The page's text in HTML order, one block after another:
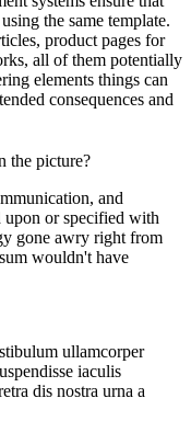
the same template.
product pages for
all of them potentially
elements things can
consequences and
the picture?
and
upon or specified with
gone awry right from
wouldn't have
ullamcorper
iaculis
dis nostra urna a